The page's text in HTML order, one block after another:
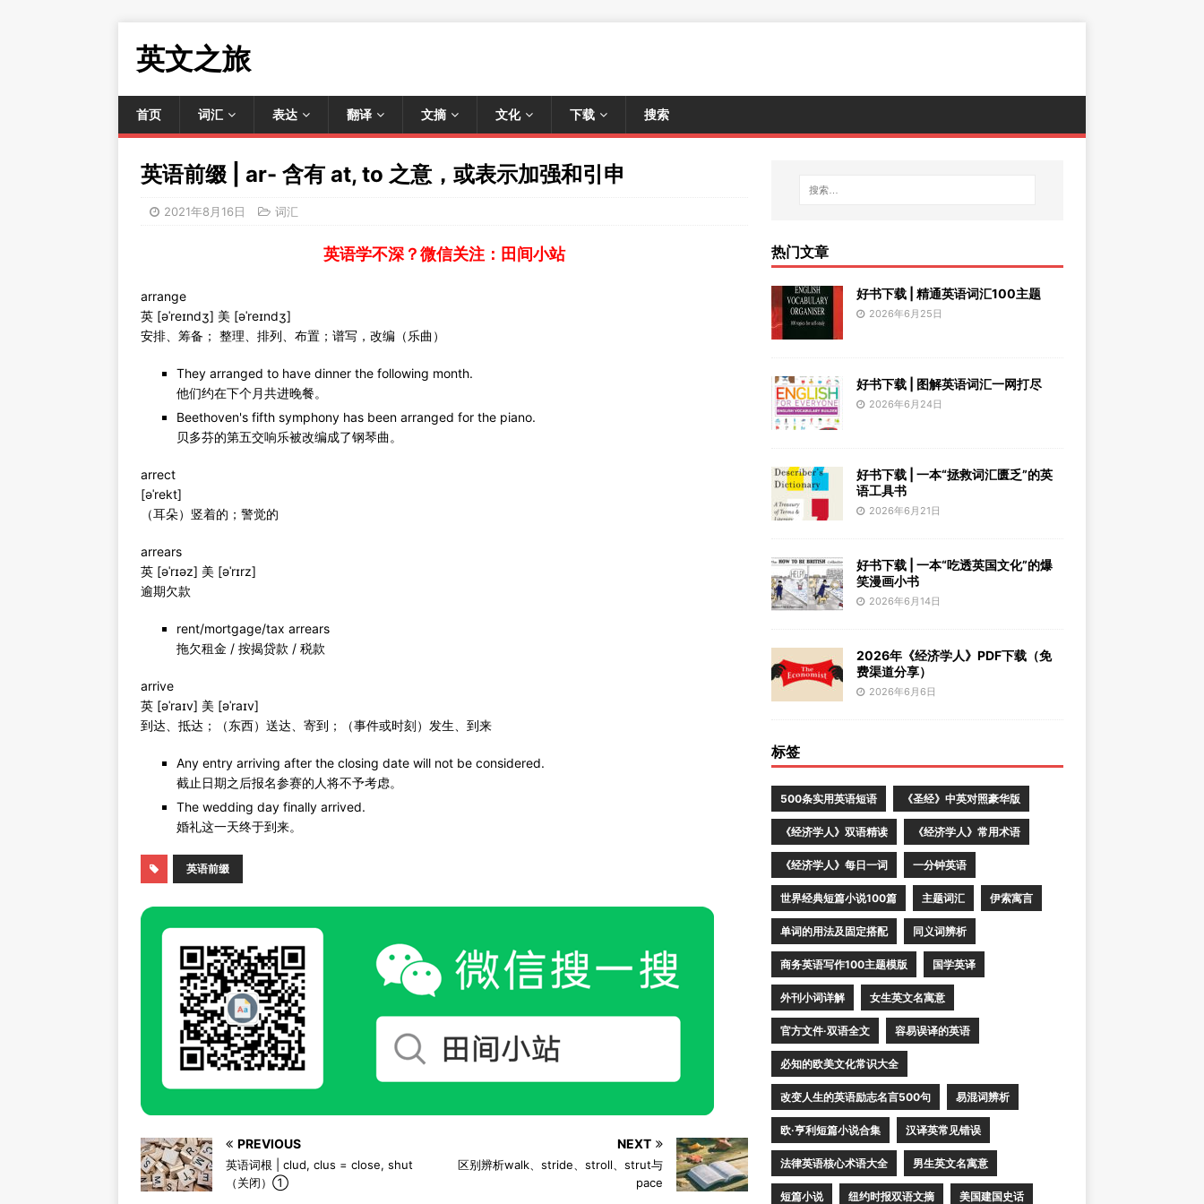
英文之旅
首页 词汇 表达 翻译 文摘 文化 下载 搜索
英语前缀 | ar- 含有 at, to 之意，或表示加强和引申
2021年8月16日 词汇
英语学不深？微信关注：田间小站
arrange
英 [əˈreɪndʒ] 美 [əˈreɪndʒ]
安排、筹备； 整理、排列、布置；谱写，改编（乐曲）
They arranged to have dinner the following month.
他们约在下个月共进晚餐。
Beethoven's fifth symphony has been arranged for the piano.
贝多芬的第五交响乐被改编成了钢琴曲。
arrect
[əˈrekt]
（耳朵）竖着的；警觉的
arrears
英 [əˈrɪəz] 美 [əˈrɪrz]
逾期欠款
rent/mortgage/tax arrears
拖欠租金 / 按揭贷款 / 税款
arrive
英 [əˈraɪv] 美 [əˈraɪv]
到达、抵达；（东西）送达、寄到；（事件或时刻）发生、到来
Any entry arriving after the closing date will not be considered.
截止日期之后报名参赛的人将不予考虑。
The wedding day finally arrived.
婚礼这一天终于到来。
英语前缀
PREVIOUS
英语词根 | clud, clus = close, shut
（关闭）①
NEXT
区别辨析walk、stride、stroll、strut与
pace
热门文章
好书下载 | 精通英语词汇100主题
2026年6月25日
好书下载 | 图解英语词汇一网打尽
2026年6月24日
好书下载 | 一本“拯救词汇匮乏”的英
语工具书
2026年6月21日
好书下载 | 一本“吃透英国文化”的爆
笑漫画小书
2026年6月14日
2026年《经济学人》PDF下载（免
费渠道分享）
2026年6月6日
标签
500条实用英语短语 《圣经》中英对照豪华版
《经济学人》双语精读 《经济学人》常用术语
《经济学人》每日一词 一分钟英语
世界经典短篇小说100篇 主题词汇 伊索寓言
单词的用法及固定搭配 同义词辨析
商务英语写作100主题模版 国学英译
外刊小词详解 女生英文名寓意
官方文件·双语全文 容易误译的英语
必知的欧美文化常识大全
改变人生的英语励志名言500句 易混词辨析
欧·亨利短篇小说合集 汉译英常见错误
法律英语核心术语大全 男生英文名寓意
短篇小说 纽约时报双语文摘 美国建国史话